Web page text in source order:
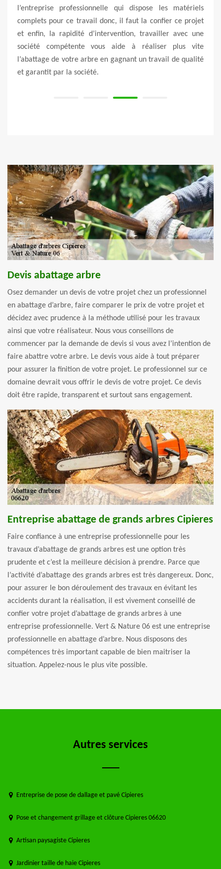
l’entreprise professionnelle qui dispose les matériels
complets pour ce travail donc, il faut la confier ce projet
et enfin, la rapidité d’intervention, travailler avec une
société compétente vous aide à réaliser plus vite
l’abattage de votre arbre en gagnant un travail de qualité
et garantit par la société.
Devis abattage arbre
Osez demander un devis de votre projet chez un professionnel
en abattage d’arbre, faire comparer le prix de votre projet et
décidez avec prudence à la méthode utilisé pour les travaux
ainsi que votre réalisateur. Nous vous conseillons de
commencer par la demande de devis si vous avez l’intention de
faire abattre votre arbre. Le devis vous aide à tout préparer
pour assurer la finition de votre projet. Le professionnel sur ce
domaine devrait vous offrir le devis de votre projet. Ce devis
doit être rapide, transparent et surtout sans engagement.
Entreprise abattage de grands arbres Cipieres
Faire confiance à une entreprise professionnelle pour les
travaux d’abattage de grands arbres est une option très
prudente et c’est la meilleure décision à prendre. Parce que
l’activité d’abattage des grands arbres est très dangereux. Donc,
pour assurer le bon déroulement des travaux en évitant les
accidents durant la réalisation, il est vivement conseillé de
confier votre projet d’abattage de grands arbres à une
entreprise professionnelle. Vert & Nature 06 est une entreprise
professionnelle en abattage d’arbre. Nous disposons des
compétences très important capable de bien maitriser la
situation. Appelez-nous le plus vite possible.
Autres services
Entreprise de pose de dallage et pavé Cipieres
Pose et changement grillage et clôture Cipieres 06620
Artisan paysagiste Cipieres
Jardinier taille de haie Cipieres